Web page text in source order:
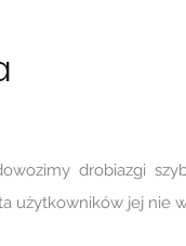
drobiazgi
użytkowników jej nie